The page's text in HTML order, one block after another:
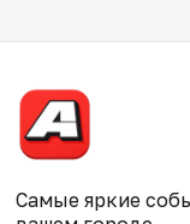
Самые яркие